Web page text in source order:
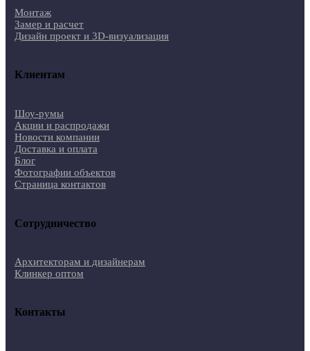
Монтаж
Замер и расчет
Дизайн проект и 3D-визуализация
Клиентам
Шоу-румы
Акции и распродажи
Новости компании
Доставка и оплата
Блог
Фотографии объектов
Страница контактов
Сотрудничество
Архитекторам и дизайнерам
Клинкер оптом
Контакты